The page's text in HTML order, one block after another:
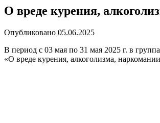
О вреде курения,
Опубликовано 05.06.2025
В период с 03 мая по 31 мая 2025 г. в
«О вреде курения, алкоголизма,